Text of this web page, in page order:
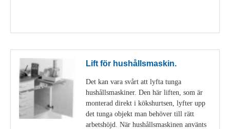
Lift för hushållsmaskin.
Det kan vara svårt att lyfta tunga
hushållsmaskiner. Den här liften, som är
monterad direkt i kökshurtsen, lyfter upp
det tunga objekt man behöver till rätt
arbetshöjd. När hushållsmaskinen använts